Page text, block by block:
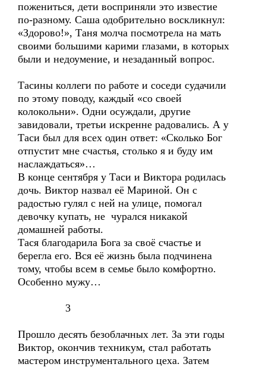
пожениться, дети восприняли это известие
по-разному. Саша одобрительно воскликнул:
«Здорово!», Таня молча посмотрела на мать
своими большими карими глазами, в которых
были и недоумение, и незаданный вопрос.
Тасины коллеги по работе и соседи судачили
по этому поводу, каждый «со своей
колокольни». Одни осуждали, другие
завидовали, третьи искренне радовались. А у
Таси был для всех один ответ: «Сколько Бог
отпустит мне счастья, столько я и буду им
наслаждаться»…
В конце сентября у Таси и Виктора родилась
дочь. Виктор назвал её Мариной. Он с
радостью гулял с ней на улице, помогал
девочку купать, не чурался никакой
домашней работы.
Тася благодарила Бога за своё счастье и
берегла его. Вся её жизнь была подчинена
тому, чтобы всем в семье было комфортно.
Особенно мужу…
3
Прошло десять безоблачных лет. За эти годы
Виктор, окончив техникум, стал работать
мастером инструментального цеха. Затем